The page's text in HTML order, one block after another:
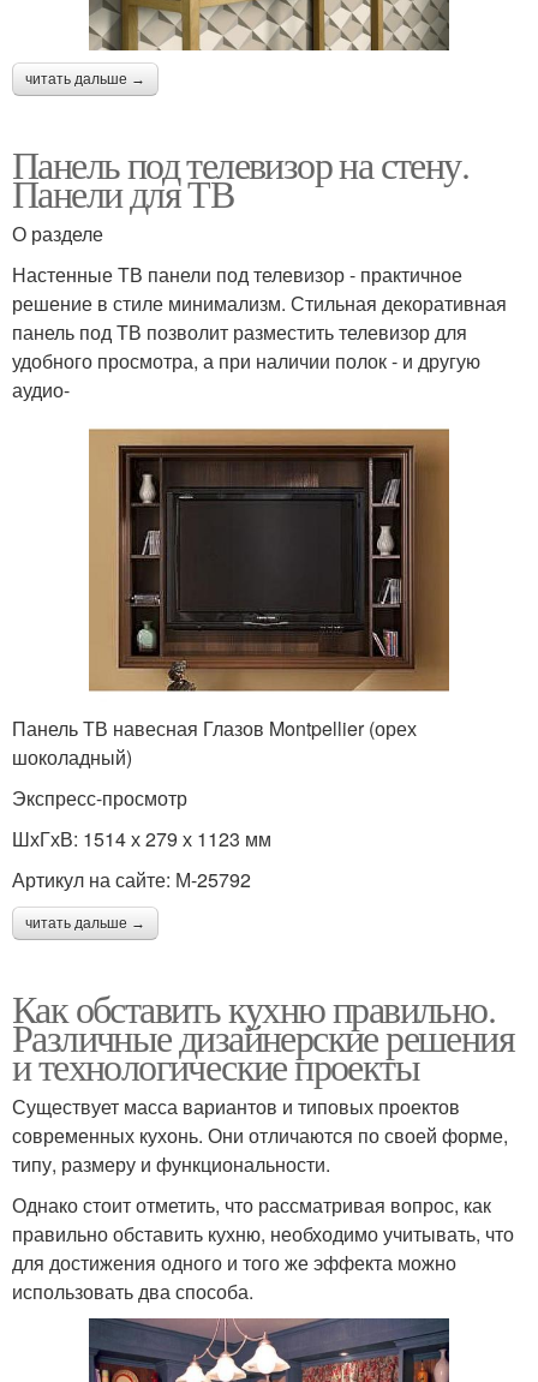
читать дальше →
Панель под телевизор на стену.
Панели для ТВ
О разделе
Настенные ТВ панели под телевизор - практичное
решение в стиле минимализм. Стильная декоративная
панель под ТВ позволит разместить телевизор для
удобного просмотра, а при наличии полок - и другую
аудио-
Панель ТВ навесная Глазов Montpellier (орех
шоколадный)
Экспресс-просмотр
ШхГхВ: 1514 х 279 х 1123 мм
Артикул на сайте: М-25792
читать дальше →
Как обставить кухню правильно.
Различные дизайнерские решения
и технологические проекты
Существует масса вариантов и типовых проектов
современных кухонь. Они отличаются по своей форме,
типу, размеру и функциональности.
Однако стоит отметить, что рассматривая вопрос, как
правильно обставить кухню, необходимо учитывать, что
для достижения одного и того же эффекта можно
использовать два способа.